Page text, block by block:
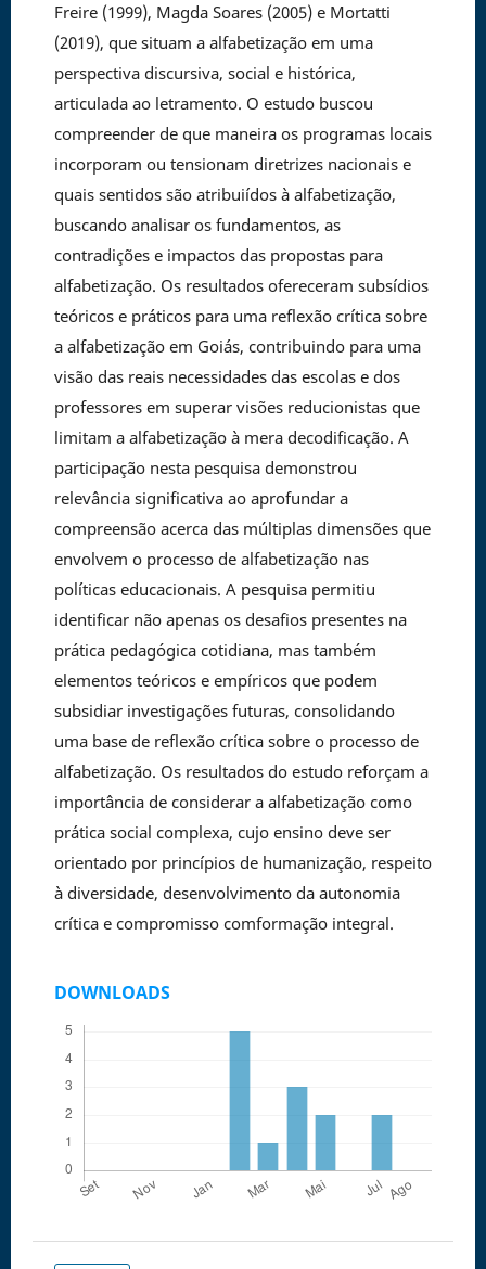
Freire (1999), Magda Soares (2005) e Mortatti
(2019), que situam a alfabetização em uma
perspectiva discursiva, social e histórica,
articulada ao letramento. O estudo buscou
compreender de que maneira os programas locais
incorporam ou tensionam diretrizes nacionais e
quais sentidos são atribuiídos à alfabetização,
buscando analisar os fundamentos, as
contradições e impactos das propostas para
alfabetização. Os resultados ofereceram subsídios
teóricos e práticos para uma reflexão crítica sobre
a alfabetização em Goiás, contribuindo para uma
visão das reais necessidades das escolas e dos
professores em superar visões reducionistas que
limitam a alfabetização à mera decodificação. A
participação nesta pesquisa demonstrou
relevância significativa ao aprofundar a
compreensão acerca das múltiplas dimensões que
envolvem o processo de alfabetização nas
políticas educacionais. A pesquisa permitiu
identificar não apenas os desafios presentes na
prática pedagógica cotidiana, mas também
elementos teóricos e empíricos que podem
subsidiar investigações futuras, consolidando
uma base de reflexão crítica sobre o processo de
alfabetização. Os resultados do estudo reforçam a
importância de considerar a alfabetização como
prática social complexa, cujo ensino deve ser
orientado por princípios de humanização, respeito
à diversidade, desenvolvimento da autonomia
crítica e compromisso comformação integral.
DOWNLOADS